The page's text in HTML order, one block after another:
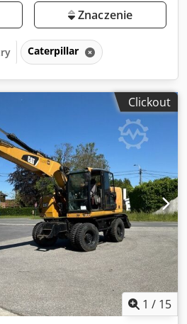
Znaczenie
Caterpillar
Clickout
1 / 15